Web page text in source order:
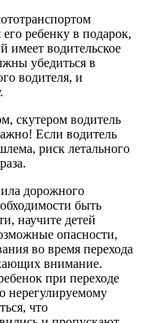
ребенку в подарок,
имеет водительское
убедиться в
водителя, и
скутером водитель
Если водитель
риск летального
дорожного
быть
научите детей
опасности,
во время перехода
внимание.
при переходе
нерегулируемому
что